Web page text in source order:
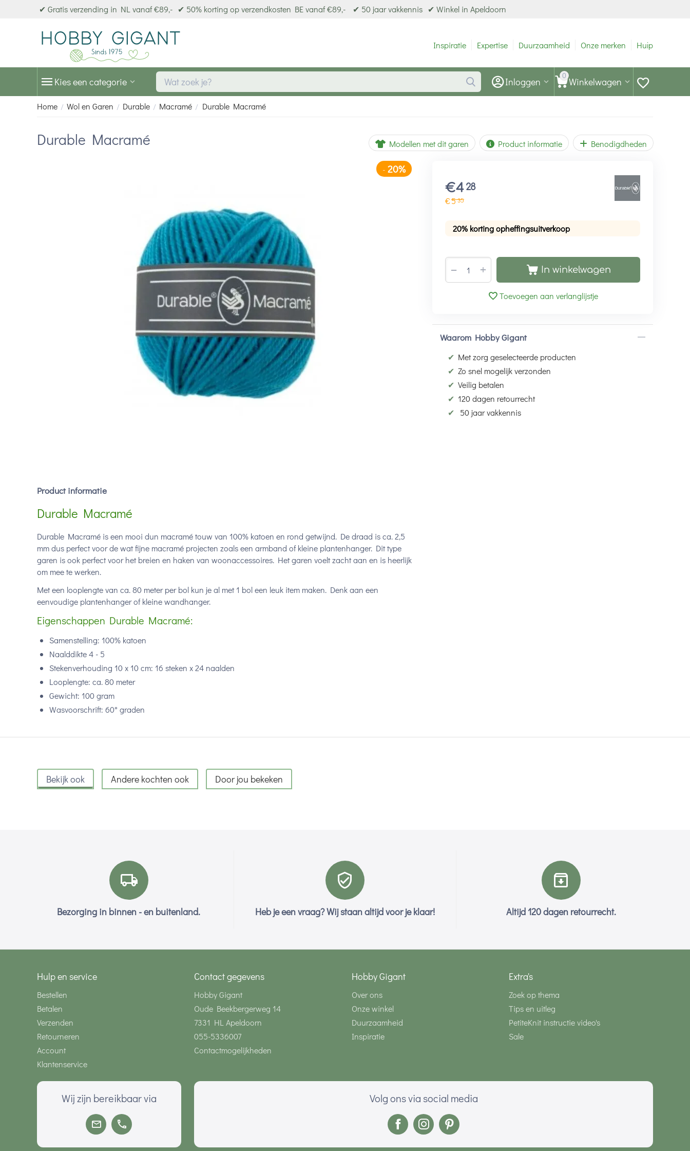
✔ Gratis verzending in NL vanaf €89,- ✔ 50% korting op verzendkosten BE vanaf €89,- ✔ 50 jaar vakkennis ✔ Winkel in Apeldoorn
Inspiratie Expertise Duurzaamheid Onze merken Hulp
Kies een categorie 0 Winkelwagen
Inloggen
Home / Wol en Garen / Durable / Macramé / Durable Macramé
Durable Macramé Modellen met dit garen Product informatie Benodigdheden
€4 28
€535
20% korting opheffingsuitverkoop
+
− In winkelwagen
Toevoegen aan verlanglijstje
Waarom Hobby Gigant
✔ Met zorg geselecteerde producten
✔ Zo snel mogelijk verzonden
✔ Veilig betalen
✔ 120 dagen retourrecht
✔
50 jaar vakkennis
Product informatie
Durable Macramé
Durable Macramé is een mooi dun macramé touw van 100% katoen en rond getwijnd. De draad is ca. 2,5
mm dus perfect voor de wat fijne macramé projecten zoals een armband of kleine plantenhanger. Dit type
garen is ook perfect voor het breien en haken van woonaccessoires. Het garen voelt zacht aan en is heerlijk
om mee te werken.
Met een looplengte van ca. 80 meter per bol kun je al met 1 bol een leuk item maken. Denk aan een
eenvoudige plantenhanger of kleine wandhanger.
Eigenschappen Durable Macramé:
Samenstelling: 100% katoen
Naalddikte 4 - 5
Stekenverhouding 10 x 10 cm: 16 steken x 24 naalden
Looplengte: ca. 80 meter
Gewicht: 100 gram
Wasvoorschrift: 60° graden
Bekijk ook Andere kochten ook Door jou bekeken
Bezorging in binnen - en buitenland. Heb je een vraag? Wij staan altijd voor je klaar! Altijd 120 dagen retourrecht.
Hulp en service
Bestellen
Betalen
Verzenden
Retourneren
Account
Klantenservice
Contact gegevens
Hobby Gigant
Oude Beekbergerweg 14
7331 HL Apeldoorn
055-5336007
Contactmogelijkheden
Hobby Gigant
Over ons
Onze winkel
Duurzaamheid
Inspiratie
Extra's
Zoek op thema
Tips en uitleg
PetiteKnit instructie video's
Sale
Wij zijn bereikbaar via Volg ons via social media